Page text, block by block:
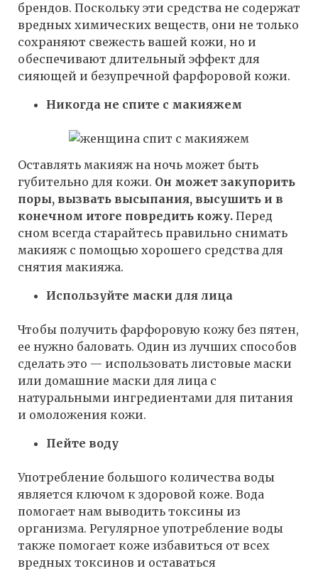
брендов. Поскольку эти средства не содержат
вредных химических веществ, они не только
сохраняют свежесть вашей кожи, но и
обеспечивают длительный эффект для
сияющей и безупречной фарфоровой кожи.
Никогда не спите с макияжем
Оставлять макияж на ночь может быть
губительно для кожи. Он может закупорить
поры, вызвать высыпания, высушить и в
конечном итоге повредить кожу. Перед
сном всегда старайтесь правильно снимать
макияж с помощью хорошего средства для
снятия макияжа.
Используйте маски для лица
Чтобы получить фарфоровую кожу без пятен,
ее нужно баловать. Один из лучших способов
сделать это — использовать листовые маски
или домашние маски для лица с
натуральными ингредиентами для питания
и омоложения кожи.
Пейте воду
Употребление большого количества воды
является ключом к здоровой коже. Вода
помогает нам выводить токсины из
организма. Регулярное употребление воды
также помогает коже избавиться от всех
вредных токсинов и оставаться